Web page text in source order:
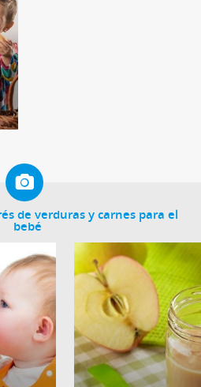
de verduras y carnes para el
bebé